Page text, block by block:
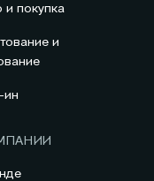
и покупка
и
ин